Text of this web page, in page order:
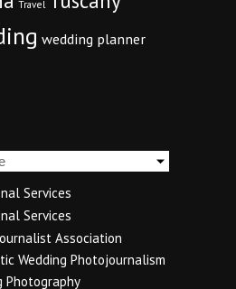
Travel
wedding planner